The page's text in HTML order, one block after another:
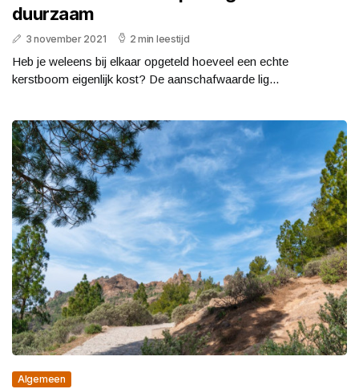
duurzaam
3 november 2021 2 min leestijd
Heb je weleens bij elkaar opgeteld hoeveel een echte
kerstboom eigenlijk kost? De aanschafwaarde lig...
Algemeen